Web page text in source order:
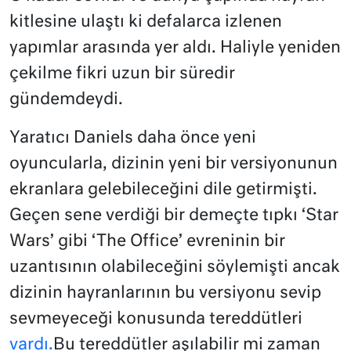
kitlesine ulaştı ki defalarca izlenen
yapımlar arasında yer aldı. Haliyle yeniden
çekilme fikri uzun bir süredir
gündemdeydi.
Yaratıcı Daniels daha önce yeni
oyuncularla, dizinin yeni bir versiyonunun
ekranlara gelebileceğini dile getirmişti.
Geçen sene verdiği bir demeçte tıpkı ‘Star
Wars’ gibi ‘The Office’ evreninin bir
uzantısının olabileceğini söylemişti ancak
dizinin hayranlarının bu versiyonu sevip
sevmeyeceği konusunda tereddütleri
vardı. Bu tereddütler aşılabilir mi zaman